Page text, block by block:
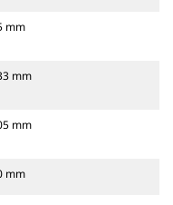
mm
mm
mm
mm